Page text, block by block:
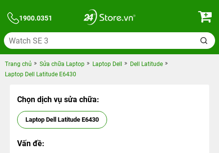
1900.0351
Trang chủ Sửa chữa Laptop Laptop Dell
Dell Latitude
Laptop Dell Latitude E6430
Chọn dịch vụ sửa chữa:
Laptop Dell Latitude E6430
Vấn đề: